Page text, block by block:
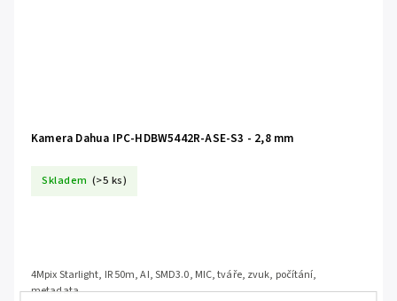
Kamera Dahua IPC-HDBW5442R-ASE-S3 - 2,8 mm
Skladem (>5 ks)
4Mpix Starlight, IR 50m, AI, SMD3.0, MIC, tváře, zvuk, počítání,
metadata